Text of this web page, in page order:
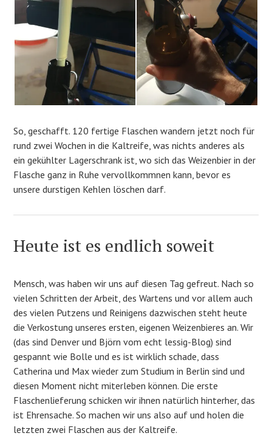
So, geschafft. 120 fertige Flaschen wandern jetzt noch für
rund zwei Wochen in die Kaltreife, was nichts anderes als
ein gekühlter Lagerschrank ist, wo sich das Weizenbier in der
Flasche ganz in Ruhe vervollkommnen kann, bevor es
unsere durstigen Kehlen löschen darf.
Heute ist es endlich soweit
Mensch, was haben wir uns auf diesen Tag gefreut. Nach so
vielen Schritten der Arbeit, des Wartens und vor allem auch
des vielen Putzens und Reinigens dazwischen steht heute
die Verkostung unseres ersten, eigenen Weizenbieres an. Wir
(das sind Denver und Björn vom echt lessig-Blog) sind
gespannt wie Bolle und es ist wirklich schade, dass
Catherina und Max wieder zum Studium in Berlin sind und
diesen Moment nicht miterleben können. Die erste
Flaschenlieferung schicken wir ihnen natürlich hinterher, das
ist Ehrensache. So machen wir uns also auf und holen die
letzten zwei Flaschen aus der Kaltreife.